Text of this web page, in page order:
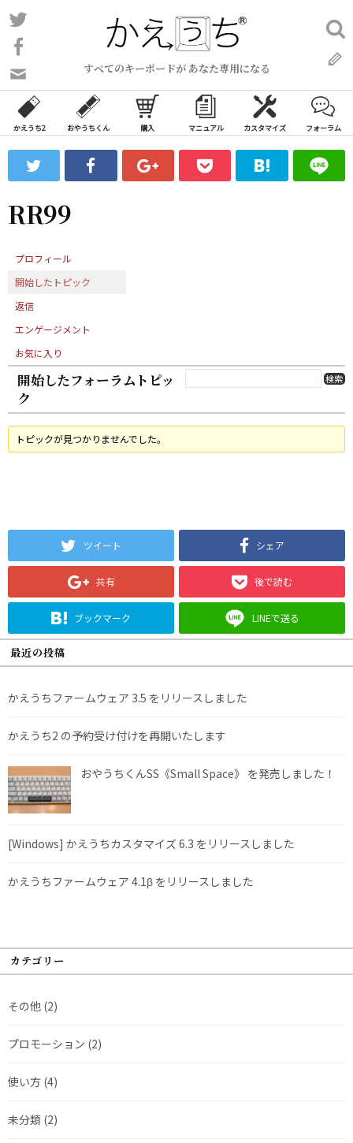
コ
ン
ン
ツ
ス
ッ
プ
すべてのキーボードが あなた専用になる
い
合
わ
フ
ォ
ム
検
索:
かえうち2 おやうちくん 購入 マニュアル カスタマイズ フォーラム
RR99
プロフィール
開始したトピック
返信
エンゲージメント
お気に入り
開始したフォーラムトピッ
ク
トピックが見つかりませんでした。
ツイート シェア
共有 後で読む
ブックマーク LINEで送る
最近の投稿
かえうちファームウェア 3.5 をリリースしました
かえうち2 の予約受け付けを再開いたします
おやうちくんSS《Small Space》 を発売しました！
[Windows] かえうちカスタマイズ 6.3 をリリースしました
かえうちファームウェア 4.1β をリリースしました
カテゴリー
その他 (2)
プロモーション (2)
使い方 (4)
未分類 (2)